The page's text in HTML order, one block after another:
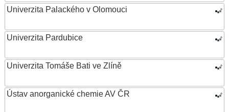
Univerzita Palackého v Olomouci
Univerzita Pardubice
Univerzita Tomáše Bati ve Zlíně
Ústav anorganické chemie AV ČR